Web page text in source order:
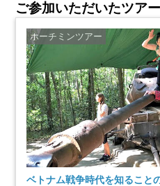
ご参加いただいたツアー
ホーチミンツアー
ベトナム戦争時代を知ること